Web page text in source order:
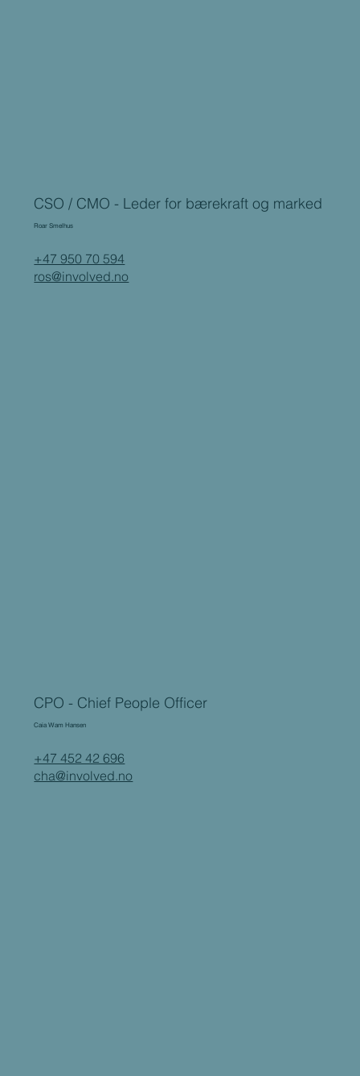
CSO / CMO - Leder for bærekraft og marked
Roar Smelhus
+47 950 70 594
ros@involved.no
CPO - Chief People Officer
Caia Wam Hansen
+47 452 42 696
cha@involved.no